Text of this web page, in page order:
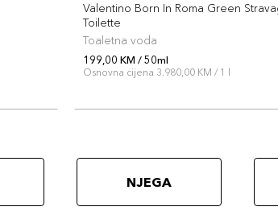
Valentino Born In Roma Green
Toilette
Toaletna voda
199,00 KM / 50ml
Osnovna cijena 3.980,00 KM / 1 l
NJEGA